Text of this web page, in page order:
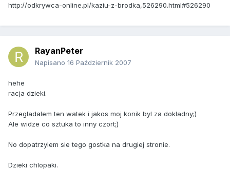
http://odkrywca-online.pl/kaziu-z-brodka,526290.html#526290
RayanPeter
Napisano 16 Październik 2007
hehe
racja dzieki.
Przegladalem ten watek i jakos moj konik byl za dokladny;)
Ale widze co sztuka to inny czort;)
No dopatrzylem sie tego gostka na drugiej stronie.
Dzieki chlopaki.